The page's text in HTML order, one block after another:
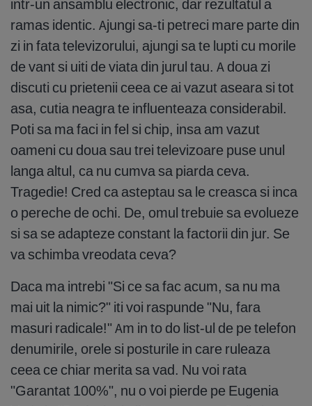
intr-un ansamblu electronic, dar rezultatul a
ramas identic. Ajungi sa-ti petreci mare parte din
zi in fata televizorului, ajungi sa te lupti cu morile
de vant si uiti de viata din jurul tau. A doua zi
discuti cu prietenii ceea ce ai vazut aseara si tot
asa, cutia neagra te influenteaza considerabil.
Poti sa ma faci in fel si chip, insa am vazut
oameni cu doua sau trei televizoare puse unul
langa altul, ca nu cumva sa piarda ceva.
Tragedie! Cred ca asteptau sa le creasca si inca
o pereche de ochi. De, omul trebuie sa evolueze
si sa se adapteze constant la factorii din jur. Se
va schimba vreodata ceva?
Daca ma intrebi "Si ce sa fac acum, sa nu ma
mai uit la nimic?" iti voi raspunde "Nu, fara
masuri radicale!" Am in to do list-ul de pe telefon
denumirile, orele si posturile in care ruleaza
ceea ce chiar merita sa vad. Nu voi rata
"Garantat 100%", nu o voi pierde pe Eugenia